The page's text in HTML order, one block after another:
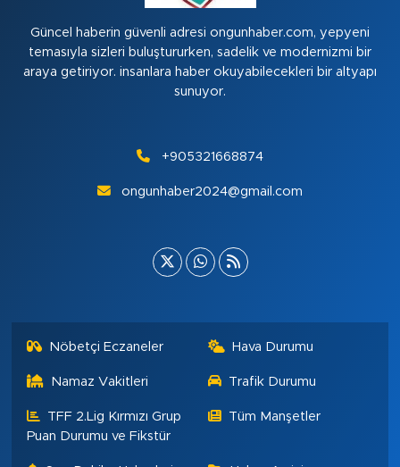
Güncel haberin güvenli adresi ongunhaber.com, yepyeni
temasıyla sizleri buluştururken, sadelik ve modernizmi bir
araya getiriyor. insanlara haber okuyabilecekleri bir altyapı
sunuyor.
+905321668874
ongunhaber2024@gmail.com
Nöbetçi Eczaneler Hava Durumu
Namaz Vakitleri Trafik Durumu
TFF 2.Lig Kırmızı Grup
Puan Durumu ve Fikstür
Tüm Manşetler